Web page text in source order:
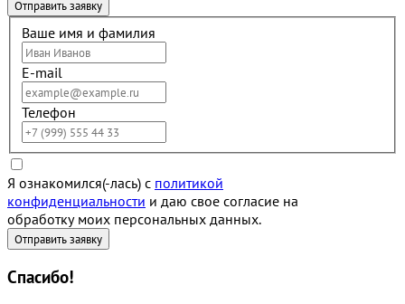
Ваше имя и фамилия
E-mail
Телефон
Я ознакомился(-лась) с политикой
конфиденциальности и даю свое согласие на
обработку моих персональных данных.
Спасибо!